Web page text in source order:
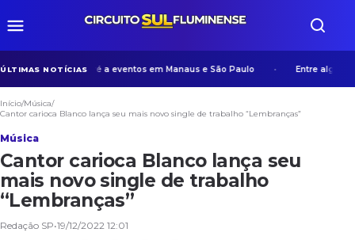
ÚLTIMAS NOTÍCIAS
de Manicoré a eventos em Manaus e São Paulo Entre
Início/Música/
Cantor carioca Blanco lança seu mais novo single de trabalho “Lembranças”
Música
Cantor carioca Blanco lança seu
mais novo single de trabalho
“Lembranças”
Redação SP•19/12/2022 12:01